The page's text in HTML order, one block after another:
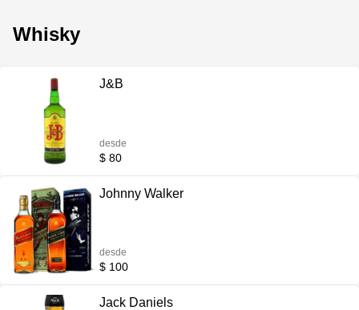
Whisky
J&B
desde
$ 80
Johnny Walker
desde
$ 100
Jack Daniels